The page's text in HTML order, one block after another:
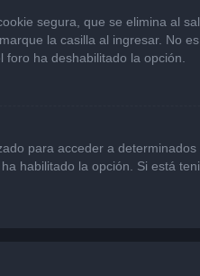
segura, que se elimina al
la casilla al ingresar. No
ha deshabilitado la opción.
para acceder a
habilitado la opción. Si está